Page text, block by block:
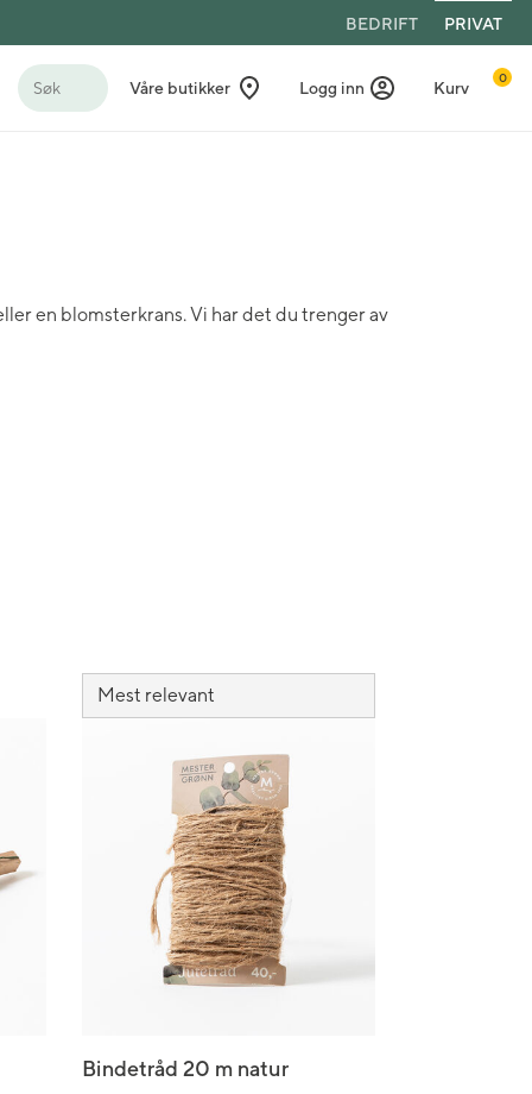
BEDRIFT PRIVAT
Søk Våre butikker Logg inn Kurv
0
en blomsterkrans. Vi har det du trenger av
Bindetråd 20 m natur